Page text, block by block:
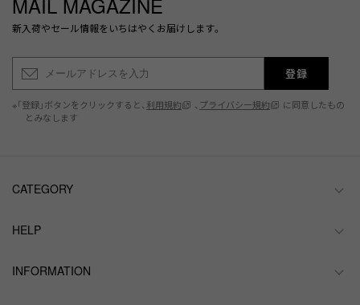
新入荷やセール情報をいちはやくお届けします。
登録
※「登録」ボタンをクリックすると、 利用規約 、 プライバシー規約
に同意したもの
とみなします
CATEGORY
HELP
INFORMATION